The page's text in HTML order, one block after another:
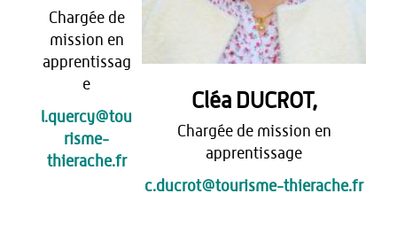
Chargée de
mission en
apprentissag
e
l.quercy@tou
risme-
thierache.fr
Cléa DUCROT,
Chargée de mission en
apprentissage
c.ducrot@tourisme-thierache.fr